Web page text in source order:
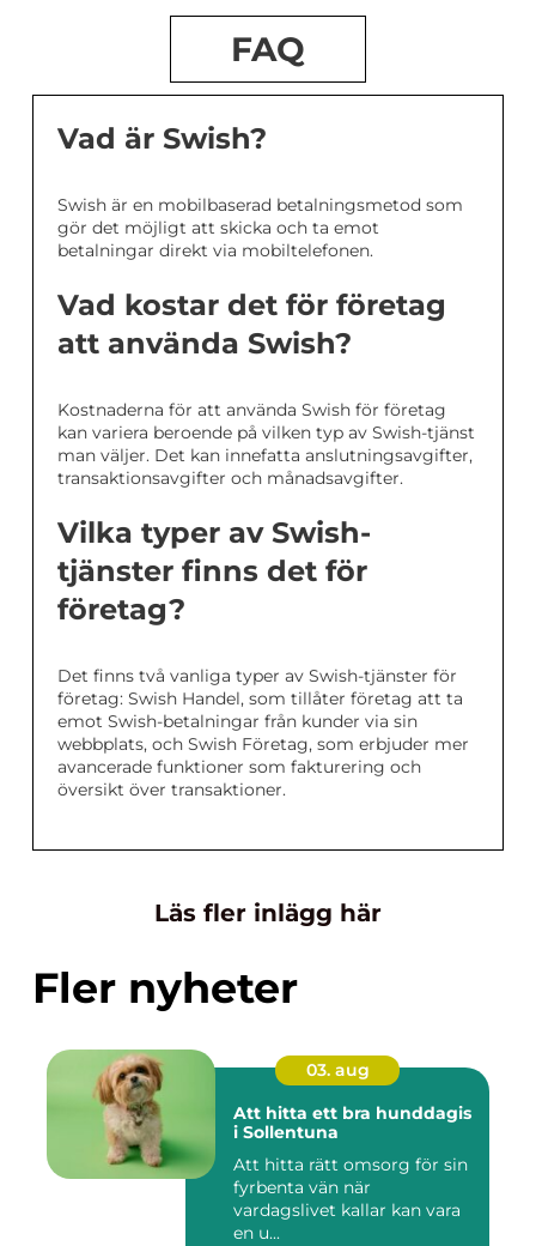
FAQ
Vad är Swish?
Swish är en mobilbaserad betalningsmetod som
gör det möjligt att skicka och ta emot
betalningar direkt via mobiltelefonen.
Vad kostar det för företag
att använda Swish?
Kostnaderna för att använda Swish för företag
kan variera beroende på vilken typ av Swish-tjänst
man väljer. Det kan innefatta anslutningsavgifter,
transaktionsavgifter och månadsavgifter.
Vilka typer av Swish-
tjänster finns det för
företag?
Det finns två vanliga typer av Swish-tjänster för
företag: Swish Handel, som tillåter företag att ta
emot Swish-betalningar från kunder via sin
webbplats, och Swish Företag, som erbjuder mer
avancerade funktioner som fakturering och
översikt över transaktioner.
Läs fler inlägg här
Fler nyheter
03. aug
Att hitta ett bra hunddagis
i Sollentuna
Att hitta rätt omsorg för sin
fyrbenta vän när
vardagslivet kallar kan vara
en u...